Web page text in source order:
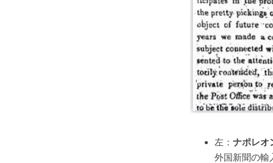
左： ナポレオ
外国新聞の輸